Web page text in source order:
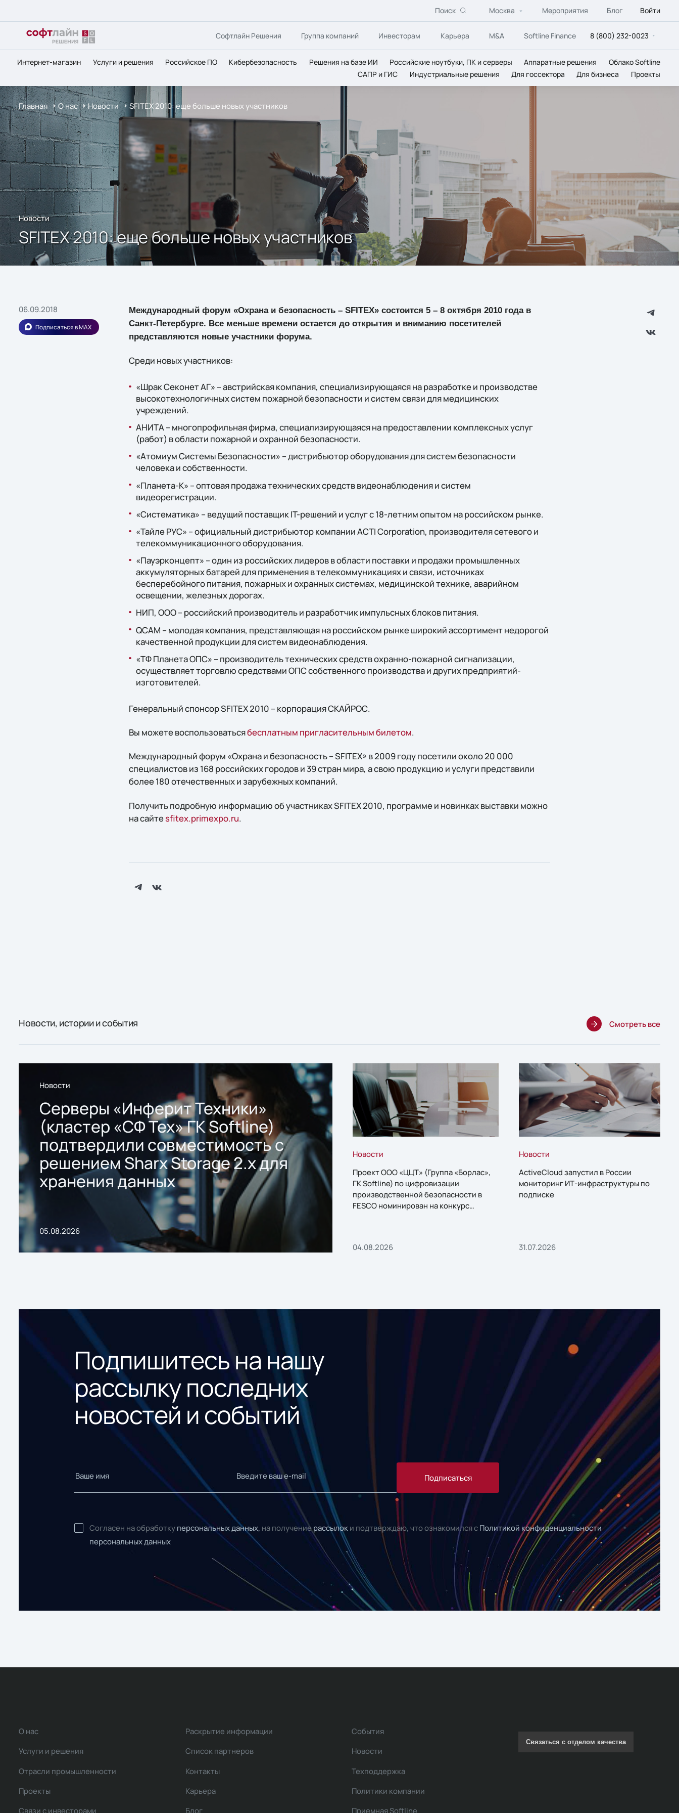
Поиск Москва Мероприятия Блог Войти
Софтлайн Решения Группа компаний Инвесторам Карьера M&A Softline Finance 8 (800) 232-0023
Интернет-магазин Услуги и решения Российское ПО Кибербезопасность Решения на базе ИИ Российские ноутбуки, ПК и серверы Аппаратные решения
Облако Softline
САПР и ГИС
Индустриальные решения Для госсектора Для бизнеса Проекты
Главная О нас Новости SFITEX 2010: еще больше новых участников
Новости
SFITEX 2010: еще больше новых участников
06.09.2018
Подписаться в MAX
Международный форум «Охрана и безопасность – SFITEX» состоится 5 – 8 октября 2010 года в
Санкт-Петербурге. Все меньше времени остается до открытия и вниманию посетителей
представляются новые участники форума.
Среди новых участников:
«Шрак Секонет АГ» – австрийская компания, специализирующаяся на разработке и производстве
высокотехнологичных систем пожарной безопасности и систем связи для медицинских
учреждений.
АНИТА – многопрофильная фирма, специализирующаяся на предоставлении комплексных услуг
(работ) в области пожарной и охранной безопасности.
«Атомиум Системы Безопасности» – дистрибьютор оборудования для систем безопасности
человека и собственности.
«Планета-К» – оптовая продажа технических средств видеонаблюдения и систем
видеорегистрации.
«Систематика» – ведущий поставщик IT-решений и услуг с 18-летним опытом на российском рынке.
«Тайле РУС» – официальный дистрибьютор компании ACTI Corporation, производителя сетевого и
телекоммуникационного оборудования.
«Пауэрконцепт» – один из российских лидеров в области поставки и продажи промышленных
аккумуляторных батарей для применения в телекоммуникациях и связи, источниках
бесперебойного питания, пожарных и охранных системах, медицинской технике, аварийном
освещении, железных дорогах.
НИП, ООО – российский производитель и разработчик импульсных блоков питания.
QCAM – молодая компания, представляющая на российском рынке широкий ассортимент недорогой
качественной продукции для систем видеонаблюдения.
«ТФ Планета ОПС» – производитель технических средств охранно-пожарной сигнализации,
осуществляет торговлю средствами ОПС собственного производства и других предприятий-
изготовителей.
Генеральный спонсор SFITEX 2010 – корпорация СКАЙРОС.
Вы можете воспользоватьсябесплатным пригласительным билетом.
Международный форум «Охрана и безопасность – SFITEX» в 2009 году посетили около 20 000
специалистов из 168 российских городов и 39 стран мира, а свою продукцию и услуги представили
более 180 отечественных и зарубежных компаний.
Получить подробную информацию об участниках SFITEX 2010, программе и новинках выставки можно
на сайтеsfitex.primexpo.ru.
Новости, истории и события Смотреть все
Новости
Серверы «Инферит Техники»
(кластер «СФ Тех» ГК Softline)
подтвердили совместимость с
решением Sharx Storage 2.x для
хранения данных
05.08.2026
Новости
Проект ООО «ЦЦТ» (Группа «Борлас»,
ГК Softline) по цифровизации
производственной безопасности в
FESCO номинирован на конкурс
04.08.2026
Новости
ActiveCloud запустил в России
мониторинг ИТ-инфраструктуры по
подписке
31.07.2026
Подпишитесь на нашу
рассылку последних
новостей и событий
Подписаться
Согласен на обработку персональных данных, на получениерассылок и подтверждаю, что ознакомился с Политикой конфиденциальности
персональных данных
О нас
Услуги и решения
Отрасли промышленности
Проекты
Связи с инвесторами
Раскрытие информации
Список партнеров
Контакты
Карьера
Блог
События
Новости
Техподдержка
Политики компании
Приемная Softline
Связаться с отделом качества